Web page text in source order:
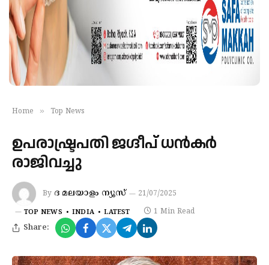
Home » Top News
ഉപരാഷ്ട്രപതി ജഗ്ദീപ് ധന്‍കര്‍
രാജിവച്ചു
By ദ മലയാളം ന്യൂസ് 21/07/2025
TOP NEWS INDIA LATEST 1 Min Read
Share: